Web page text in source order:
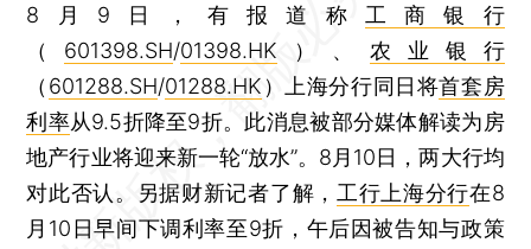
8月9日，有报道称 工商银行
（ 601398.SH/01398.HK ）、 农业银行
（ 601288.SH/01288.HK ）上海分行同日将首套房
利率从9.5折降至9折。此消息被部分媒体解读为房
地产行业将迎来新一轮“放水”。8月10日，两大行均
对此否认。另据财新记者了解， 工行上海分行在8
月10日早间下调利率至9折，午后因被告知与政策